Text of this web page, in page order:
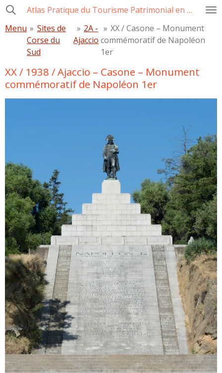
Passer
contenu
principal
Atlas Pratique du Tourisme Patrimonial en Corse
Menu » Sites de
Corse du
Sud
» 2A -
Ajaccio
» XX / Casone – Monument
commémoratif de Napoléon
1er
XX / 1938 / Ajaccio – Casone – Monument
commémoratif de Napoléon 1er